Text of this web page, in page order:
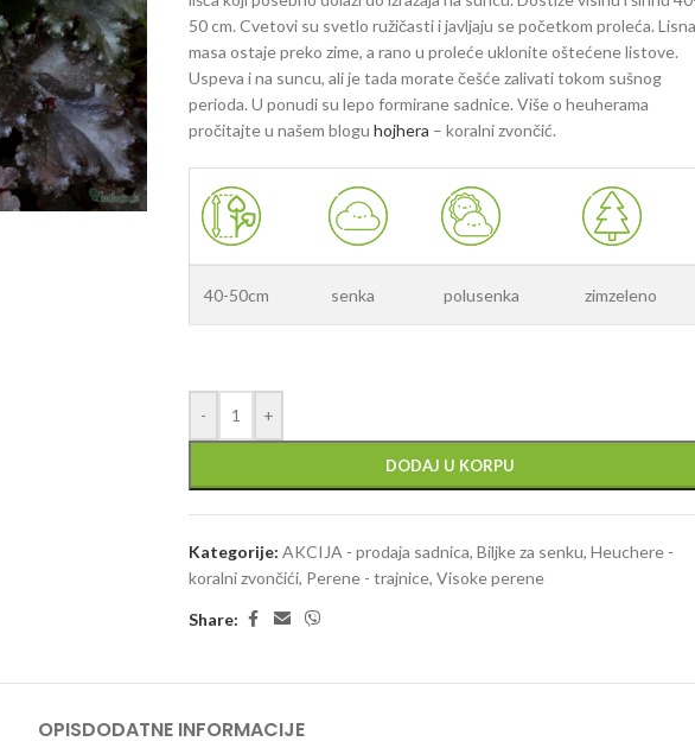
50 cm. Cvetovi su svetlo ružičasti i javljaju se početkom proleća.
masa ostaje preko zime, a rano u proleće uklonite oštećene listove.
Uspeva i na suncu, ali je tada morate češće zalivati tokom sušnog
perioda. U ponudi su lepo formirane sadnice. Više o heuherama
pročitajte u našem bloguhojhera – koralni zvončić.
40-50cm senka polusenka zimzeleno
- +
DODAJ U KORPU
Kategorije: AKCIJA - prodaja sadnica, Biljke za senku, Heuchere -
koralni zvončići, Perene - trajnice, Visoke perene
Share:
OPISDODATNE INFORMACIJE